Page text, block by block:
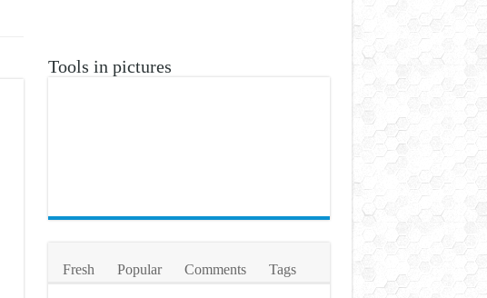
Tools in pictures
Fresh Popular Comments Tags